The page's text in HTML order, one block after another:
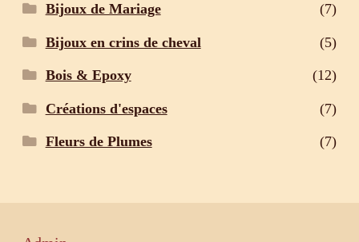
Bijoux de Mariage (7)
Bijoux en crins de cheval (5)
Bois & Epoxy (12)
Créations d'espaces (7)
Fleurs de Plumes (7)